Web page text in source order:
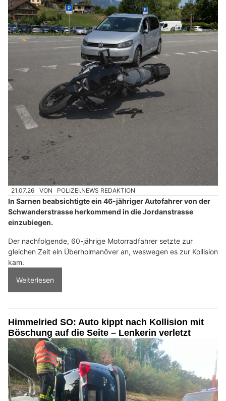
21.07.26 VON POLIZEI.NEWS REDAKTION
In Sarnen beabsichtigte ein 46-jähriger Autofahrer von der
Schwanderstrasse herkommend in die Jordanstrasse
einzubiegen.
Der nachfolgende, 60-jährige Motorradfahrer setzte zur
gleichen Zeit ein Überholmanöver an, weswegen es zur Kollision
kam.
Weiterlesen
Himmelried SO: Auto kippt nach Kollision mit
Böschung auf die Seite – Lenkerin verletzt